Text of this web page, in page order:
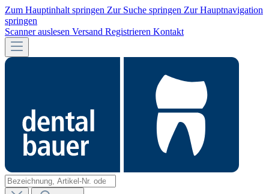
Zum Hauptinhalt springen Zur Suche springen Zur Hauptnavigation
springen
Scanner auslesen Versand Registrieren Kontakt